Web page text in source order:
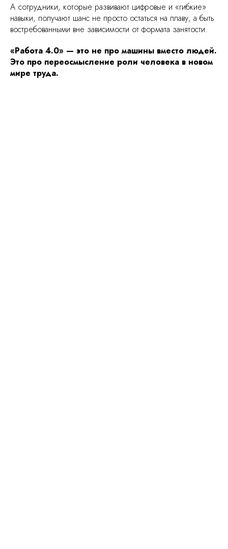
А сотрудники, которые развивают цифровые и «гибкие»
навыки, получают шанс не просто остаться на плаву, а быть
востребованными вне зависимости от формата занятости.
«Работа 4.0» — это не про машины вместо людей.
Это про переосмысление роли человека в новом
мире труда.